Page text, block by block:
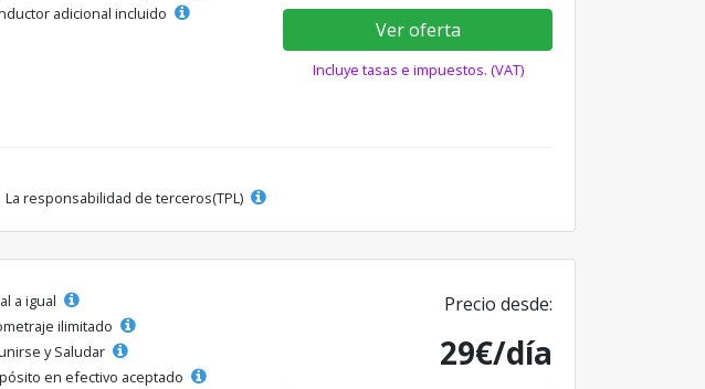
adicional incluido
Ver oferta
Incluye tasas e impuestos. (VAT)
La responsabilidad de terceros(TPL)
a igual
ilimitado
y Saludar
en efectivo aceptado
Precio desde:
29€/día